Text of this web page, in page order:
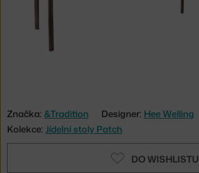
Značka: &Tradition Designer: Hee Welling
Kolekce: Jídelní stoly Patch
DO WISHLISTU